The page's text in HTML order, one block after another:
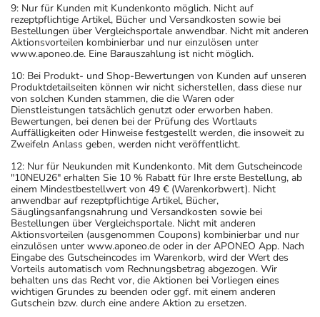
9: Nur für Kunden mit Kundenkonto möglich. Nicht auf
rezeptpflichtige Artikel, Bücher und Versandkosten sowie bei
Bestellungen über Vergleichsportale anwendbar. Nicht mit anderen
Aktionsvorteilen kombinierbar und nur einzulösen unter
www.aponeo.de. Eine Barauszahlung ist nicht möglich.
10: Bei Produkt- und Shop-Bewertungen von Kunden auf unseren
Produktdetailseiten können wir nicht sicherstellen, dass diese nur
von solchen Kunden stammen, die die Waren oder
Dienstleistungen tatsächlich genutzt oder erworben haben.
Bewertungen, bei denen bei der Prüfung des Wortlauts
Auffälligkeiten oder Hinweise festgestellt werden, die insoweit zu
Zweifeln Anlass geben, werden nicht veröffentlicht.
12: Nur für Neukunden mit Kundenkonto. Mit dem Gutscheincode
"10NEU26" erhalten Sie 10 % Rabatt für Ihre erste Bestellung, ab
einem Mindestbestellwert von 49 € (Warenkorbwert). Nicht
anwendbar auf rezeptpflichtige Artikel, Bücher,
Säuglingsanfangsnahrung und Versandkosten sowie bei
Bestellungen über Vergleichsportale. Nicht mit anderen
Aktionsvorteilen (ausgenommen Coupons) kombinierbar und nur
einzulösen unter www.aponeo.de oder in der APONEO App. Nach
Eingabe des Gutscheincodes im Warenkorb, wird der Wert des
Vorteils automatisch vom Rechnungsbetrag abgezogen. Wir
behalten uns das Recht vor, die Aktionen bei Vorliegen eines
wichtigen Grundes zu beenden oder ggf. mit einem anderen
Gutschein bzw. durch eine andere Aktion zu ersetzen.